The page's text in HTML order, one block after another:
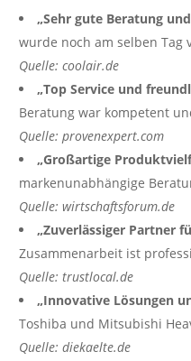
„Sehr gute Beratung
wurde noch am selben Tag
Quelle: coolair.de
„Top Service und
Beratung war kompetent
Quelle: provenexpert.com
„Großartige
markenunabhängige
Quelle: wirtschaftsforum.de
„Zuverlässiger Partner
Zusammenarbeit ist
Quelle: trustlocal.de
„Innovative Lösungen
Toshiba und Mitsubishi
Quelle: diekaelte.de